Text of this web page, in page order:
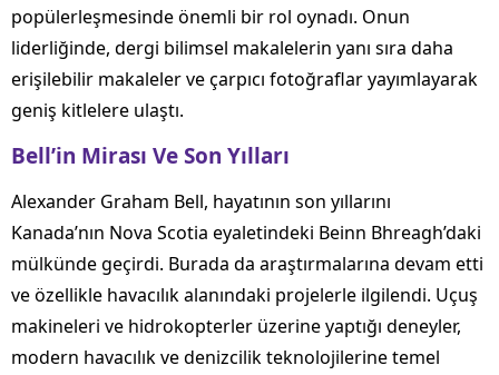
popülerleşmesinde önemli bir rol oynadı. Onun
liderliğinde, dergi bilimsel makalelerin yanı sıra daha
erişilebilir makaleler ve çarpıcı fotoğraflar yayımlayarak
geniş kitlelere ulaştı.
Bell’in Mirası Ve Son Yılları
Alexander Graham Bell, hayatının son yıllarını
Kanada’nın Nova Scotia eyaletindeki Beinn Bhreagh’daki
mülkünde geçirdi. Burada da araştırmalarına devam etti
ve özellikle havacılık alanındaki projelerle ilgilendi. Uçuş
makineleri ve hidrokopterler üzerine yaptığı deneyler,
modern havacılık ve denizcilik teknolojilerine temel